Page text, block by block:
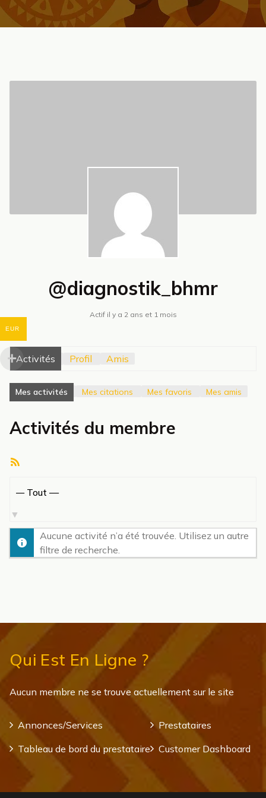
@diagnostik_bhmr
Actif il y a 2 ans et 1 mois
Activités Profil Amis
Mes activités Mes citations Mes favoris Mes amis
Activités du membre
par
activité:
Aucune activité n’a été trouvée. Utilisez un autre
filtre de recherche.
Qui Est En Ligne ?
Aucun membre ne se trouve actuellement sur le site
Annonces/Services
Prestataires
Tableau de bord du prestataire
Customer Dashboard
EUR